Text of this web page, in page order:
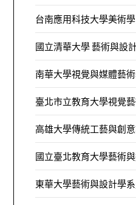
台南應用科技大學美術
國立清華大學 藝術與設
南華大學視覺與媒體藝
臺北市立教育大學視覺
高雄大學傳統工藝與創
國立臺北教育大學藝術
東華大學藝術與設計學